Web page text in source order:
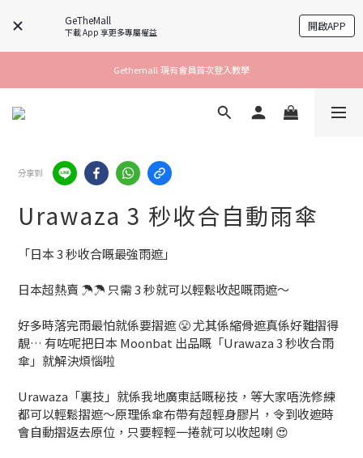
GeTheMall
下載 App 享更多專屬權益 開啟APP
Gethemall 現有會員首次登入教學
分享到
Urawaza 3 秒收合自動雨傘
「日本 3 秒收合嘅最強雨遮」
日本超熱賣 ☂️☂️ 只需 3 秒就可以輕鬆收起嘅雨遮～
好多時落完雨最怕就係要摺遮 😤 尤其係縮骨遮真係好難摺得
靚… 有咗呢把日本 Moonbat 出品嘅「Urawaza 3 秒收合雨
傘」就解決煩惱啦
Urawaza「裏技」就係我地廣東話嘅秘技，等大家唔洗修練
都可以輕鬆摺遮～原理係傘布帶有超輕身膠片，令到收遮時
會自動摺返去原位，只要輕輕一捲就可以收起喇 😍